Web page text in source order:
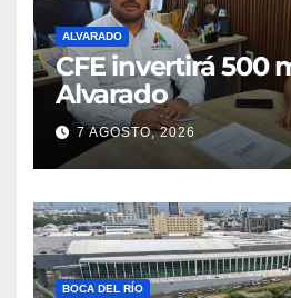
ALVARADO
CFE invertirá 500
Alvarado
7 AGOSTO, 2026
BOCA DEL RÍO